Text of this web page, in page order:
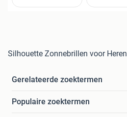
Silhouette Zonnebrillen voor Heren
Gerelateerde zoektermen
Populaire zoektermen